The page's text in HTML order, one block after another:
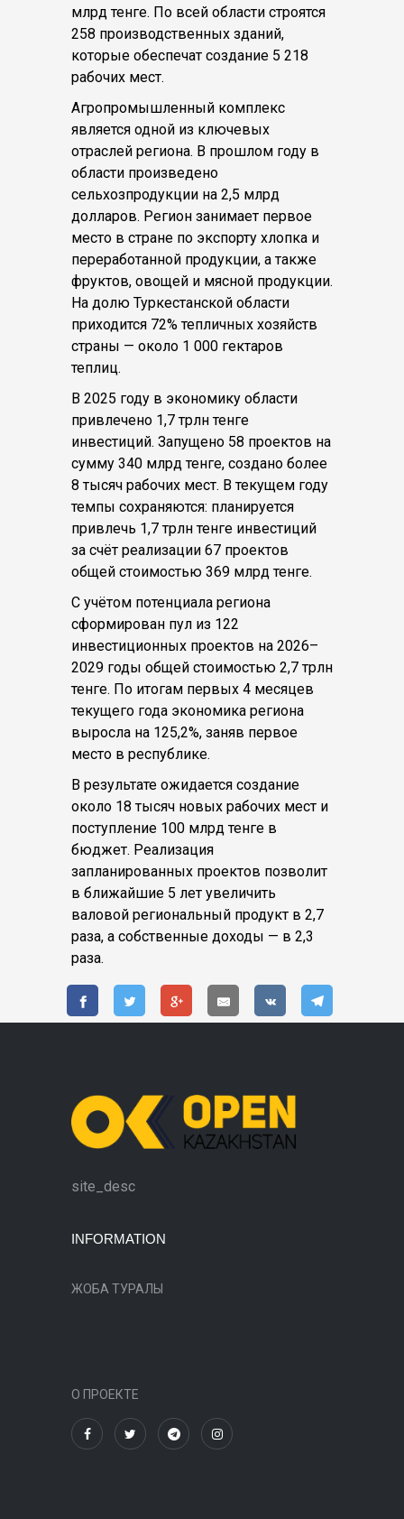
млрд тенге. По всей области строятся
258 производственных зданий,
которые обеспечат создание 5 218
рабочих мест.
Агропромышленный комплекс
является одной из ключевых
отраслей региона. В прошлом году в
области произведено
сельхозпродукции на 2,5 млрд
долларов. Регион занимает первое
место в стране по экспорту хлопка и
переработанной продукции, а также
фруктов, овощей и мясной продукции.
На долю Туркестанской области
приходится 72% тепличных хозяйств
страны — около 1 000 гектаров
теплиц.
В 2025 году в экономику области
привлечено 1,7 трлн тенге
инвестиций. Запущено 58 проектов на
сумму 340 млрд тенге, создано более
8 тысяч рабочих мест. В текущем году
темпы сохраняются: планируется
привлечь 1,7 трлн тенге инвестиций
за счёт реализации 67 проектов
общей стоимостью 369 млрд тенге.
С учётом потенциала региона
сформирован пул из 122
инвестиционных проектов на 2026–
2029 годы общей стоимостью 2,7 трлн
тенге. По итогам первых 4 месяцев
текущего года экономика региона
выросла на 125,2%, заняв первое
место в республике.
В результате ожидается создание
около 18 тысяч новых рабочих мест и
поступление 100 млрд тенге в
бюджет. Реализация
запланированных проектов позволит
в ближайшие 5 лет увеличить
валовой региональный продукт в 2,7
раза, а собственные доходы — в 2,3
раза.
site_desc
INFORMATION
ЖОБА ТУРАЛЫ
О ПРОЕКТЕ